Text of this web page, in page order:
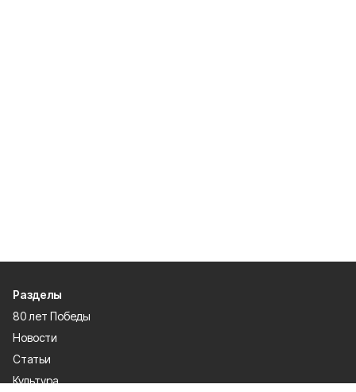
Разделы
80 лет Победы
Новости
Статьи
Культура